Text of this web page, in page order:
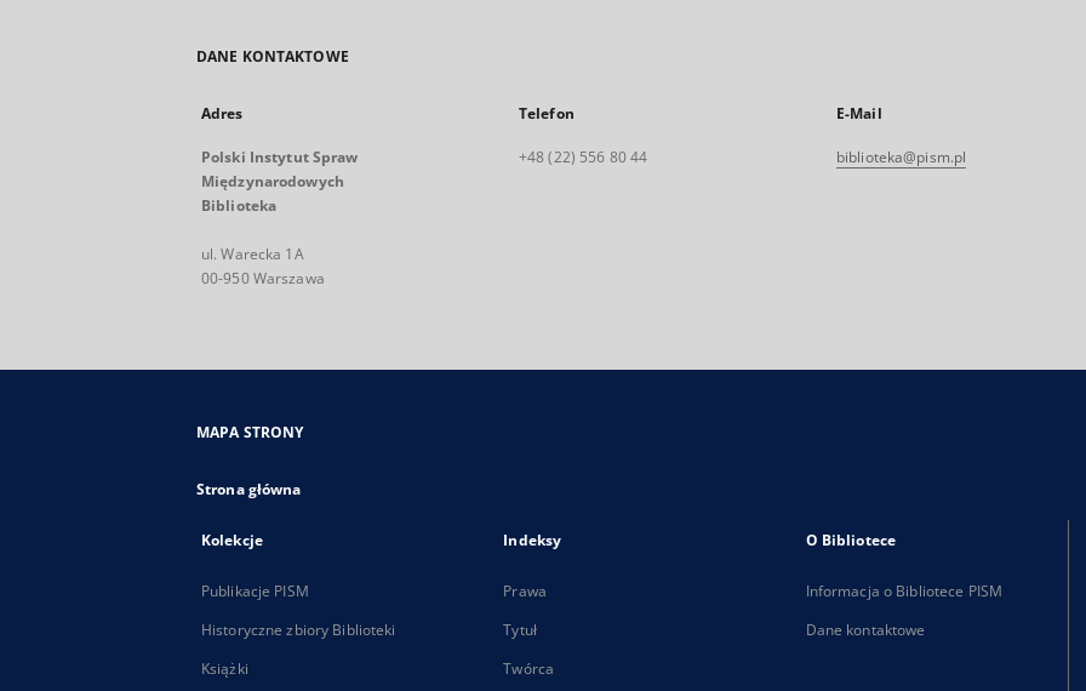
DANE KONTAKTOWE
Adres
Polski Instytut Spraw
Międzynarodowych
Biblioteka
ul. Warecka 1A
00-950 Warszawa
Telefon
+48 (22) 556 80 44
E-Mail
biblioteka@pism.pl
MAPA STRONY
Strona główna
Kolekcje
Publikacje PISM
Historyczne zbiory Biblioteki
Książki
Indeksy
Prawa
Tytuł
Twórca
O Bibliotece
Informacja o Bibliotece PISM
Dane kontaktowe